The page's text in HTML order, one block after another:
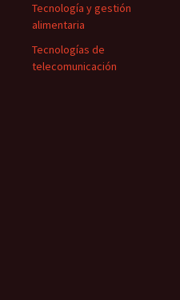
Tecnología y gestión
alimentaria
Tecnologías de
telecomunicación